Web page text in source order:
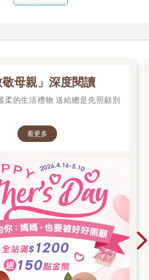
來到方塊人前面，拿出手機撥出電話，而她
該還沒睡吧？」綺媚心裡想著，而且她今天
道了。
了，但綺媚還是很喜歡這樣在車上約會的兩
遲沒有接電話，綺媚連續打了好幾通都被轉
沒有回覆。
況下，綺媚只好跟別人求救了，而那個人就
」
麼了？」手機那頭的芊穗發出一陣喀吱喀吱
穗所謂的看書其實就是看漫畫配零食。
爸，他睡著了嗎？」
陣不明顯的抱怨聲，不過從腳步聲聽起來，
了。
穗就有了回覆，只是她的聲音突然變得低
「爸，他……嗯，他在床上睡著了。」
回來，怎麼這麼早就睡了？」綺媚失望地嘆
算了，不要吵他，妳能開車來祈安車站接我
等妳。」
敬母親」深度閱讀
柔的生活禮物 送給總是先照顧別
看更多